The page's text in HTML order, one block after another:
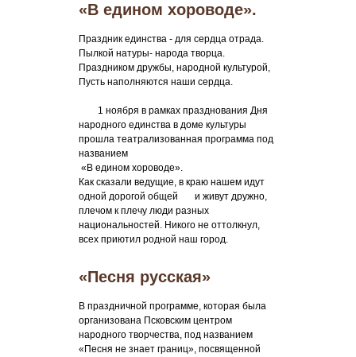
«В едином хороводе».
Праздник единства - для сердца отрада.
Пылкой натуры- народа творца.
Праздником дружбы, народной культурой,
Пусть наполняются наши сердца.
1 ноября в рамках празднования Дня
народного единства в доме культуры
прошла театрализованная программа под
названием
«В едином хороводе».
Как сказали ведущие, в краю нашем идут
одной дорогой общей и живут дружно,
плечом к плечу люди разных
национальностей. Никого не оттолкнул,
всех приютил родной наш город.
«Песня русская»
В праздничной программе, которая была
организована Псковским центром
народного творчества, под названием
«Песня не знает границ», посвященной